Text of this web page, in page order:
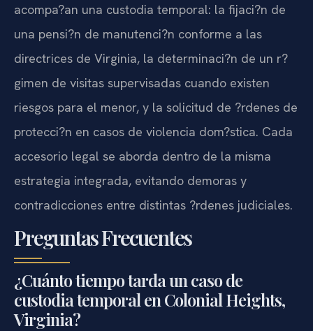
acompa?an una custodia temporal: la fijaci?n de
una pensi?n de manutenci?n conforme a las
directrices de Virginia, la determinaci?n de un r?
gimen de visitas supervisadas cuando existen
riesgos para el menor, y la solicitud de ?rdenes de
protecci?n en casos de violencia dom?stica. Cada
accesorio legal se aborda dentro de la misma
estrategia integrada, evitando demoras y
contradicciones entre distintas ?rdenes judiciales.
Preguntas Frecuentes
¿Cuánto tiempo tarda un caso de
custodia temporal en Colonial Heights,
Virginia?